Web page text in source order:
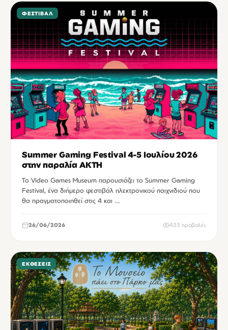
ΦΕΣΤΙΒΆΛ
Summer Gaming Festival 4-5 Ιουλίου 2026
στην παραλία ΑΚΤΗ
Το Video Games Museum παρουσιάζει το Summer Gaming
Festival, ένα διήμερο φεστιβάλ ηλεκτρονικού παιχνιδιού που
θα πραγματοποιηθεί στις 4 και …
26/06/2026 433 προβολές
ΕΚΘΈΣΕΙΣ